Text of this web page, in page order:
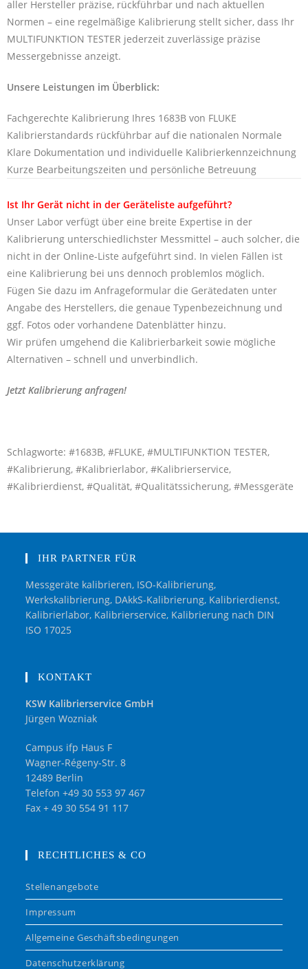
aller Hersteller präzise, rückführbar und nach aktuellen
Normen – eine regelmäßige Kalibrierung stellt sicher, dass Ihr
MULTIFUNKTION TESTER jederzeit zuverlässige präzise
Messergebnisse anzeigt.
Unsere Leistungen im Überblick:
Fachgerechte Kalibrierung Ihres 1683B von FLUKE
Kalibrierstandards rückführbar auf die nationalen Normale
Klare Dokumentation und individuelle Kalibrierkennzeichnung
Kurze Bearbeitungszeiten und persönliche Betreuung
Ist Ihr Gerät nicht in der Geräteliste aufgeführt?
Unser Labor verfügt über eine breite Expertise in der
Kalibrierung unterschiedlichster Messmittel – auch solcher, die
nicht in der Online-Liste aufgeführt sind. In vielen Fällen ist
eine Kalibrierung bei uns dennoch problemlos möglich.
Fügen Sie dazu im Anfrageformular die Gerätedaten unter
Angabe des Herstellers, die genaue Typenbezeichnung und
ggf. Fotos oder vorhandene Datenblätter hinzu.
Wir prüfen umgehend die Kalibrierbarkeit sowie mögliche
Alternativen – schnell und unverbindlich.
Jetzt Kalibrierung anfragen!
Schlagworte: #1683B, #FLUKE, #MULTIFUNKTION TESTER,
#Kalibrierung, #Kalibrierlabor, #Kalibrierservice,
#Kalibrierdienst, #Qualität, #Qualitätssicherung, #Messgeräte
IHR PARTNER FÜR
Messgeräte kalibrieren, ISO-Kalibrierung,
Werkskalibrierung, DAkkS-Kalibrierung, Kalibrierdienst,
Kalibrierlabor, Kalibrierservice, Kalibrierung nach DIN
ISO 17025
KONTAKT
KSW Kalibrierservice GmbH
Jürgen Wozniak
Campus ifp Haus F
Wagner-Régeny-Str. 8
12489 Berlin
Telefon +49 30 553 97 467
Fax + 49 30 554 91 117
RECHTLICHES & CO
Stellenangebote
Impressum
Allgemeine Geschäftsbedingungen
Datenschutzerklärung